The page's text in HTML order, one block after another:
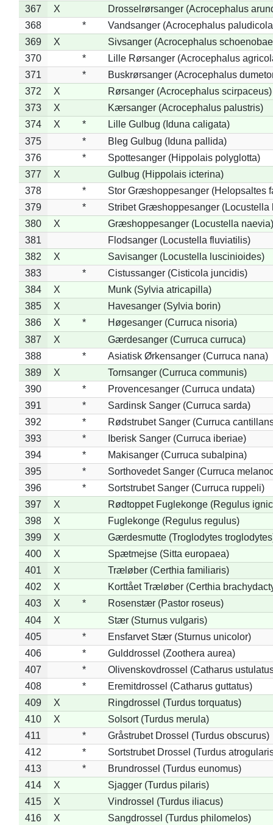
367 X
Drosselrørsanger (Acrocephalus
368
*
Vandsanger (Acrocephalus
369
X
Sivsanger (Acrocephalus
370
*
Lille Rørsanger (Acrocephalus
371
*
Buskrørsanger (Acrocephalus
372
X
Rørsanger (Acrocephalus scirpaceus)
373
X
Kærsanger (Acrocephalus palustris)
374
X *
Lille Gulbug (Iduna caligata)
375
*
Bleg Gulbug (Iduna pallida)
376
*
Spottesanger (Hippolais polyglotta)
377
X
Gulbug (Hippolais icterina)
378
*
Stor Græshoppesanger (Helopsaltes
379
*
Stribet Græshoppesanger (Locustella
380
X
Græshoppesanger (Locustella naevia)
381
Flodsanger (Locustella fluviatilis)
382
X
Savisanger (Locustella luscinioides)
383
*
Cistussanger (Cisticola juncidis)
384
X
Munk (Sylvia atricapilla)
385
X
Havesanger (Sylvia borin)
386
X *
Høgesanger (Curruca nisoria)
387
X
Gærdesanger (Curruca curruca)
388
*
Asiatisk Ørkensanger (Curruca nana)
389
X
Tornsanger (Curruca communis)
390
*
Provencesanger (Curruca undata)
391
*
Sardinsk Sanger (Curruca sarda)
392
*
Rødstrubet Sanger (Curruca
393
*
Iberisk Sanger (Curruca iberiae)
394
*
Makisanger (Curruca subalpina)
395
*
Sorthovedet Sanger (Curruca
396
*
Sortstrubet Sanger (Curruca ruppeli)
397
X
Rødtoppet Fuglekonge (Regulus
398
X
Fuglekonge (Regulus regulus)
399
X
Gærdesmutte (Troglodytes
400
X
Spætmejse (Sitta europaea)
401
X
Træløber (Certhia familiaris)
402
X
Korttået Træløber (Certhia
403
X *
Rosenstær (Pastor roseus)
404
X
Stær (Sturnus vulgaris)
405
*
Ensfarvet Stær (Sturnus unicolor)
406
*
Gulddrossel (Zoothera aurea)
407
*
Olivenskovdrossel (Catharus
408
*
Eremitdrossel (Catharus guttatus)
409
X
Ringdrossel (Turdus torquatus)
410
X
Solsort (Turdus merula)
411
*
Gråstrubet Drossel (Turdus obscurus)
412
*
Sortstrubet Drossel (Turdus
413
*
Brundrossel (Turdus eunomus)
414
X
Sjagger (Turdus pilaris)
415
X
Vindrossel (Turdus iliacus)
416
X
Sangdrossel (Turdus philomelos)